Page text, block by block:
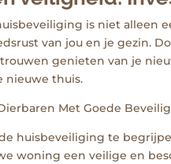
is niet alleen
van jou en je gezin.
genieten van je
nieuwe thuis.
Met Goede
huisbeveiliging te
woning een veilige en